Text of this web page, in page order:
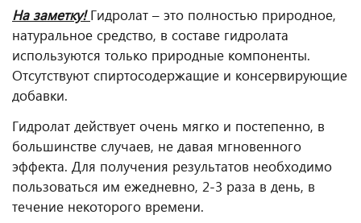
На заметку!Гидролат – это полностью природное,
натуральное средство, в составе гидролата
используются только природные компоненты.
Отсутствуют спиртосодержащие и консервирующие
добавки.
Гидролат действует очень мягко и постепенно, в
большинстве случаев, не давая мгновенного
эффекта. Для получения результатов необходимо
пользоваться им ежедневно, 2-3 раза в день, в
течение некоторого времени.